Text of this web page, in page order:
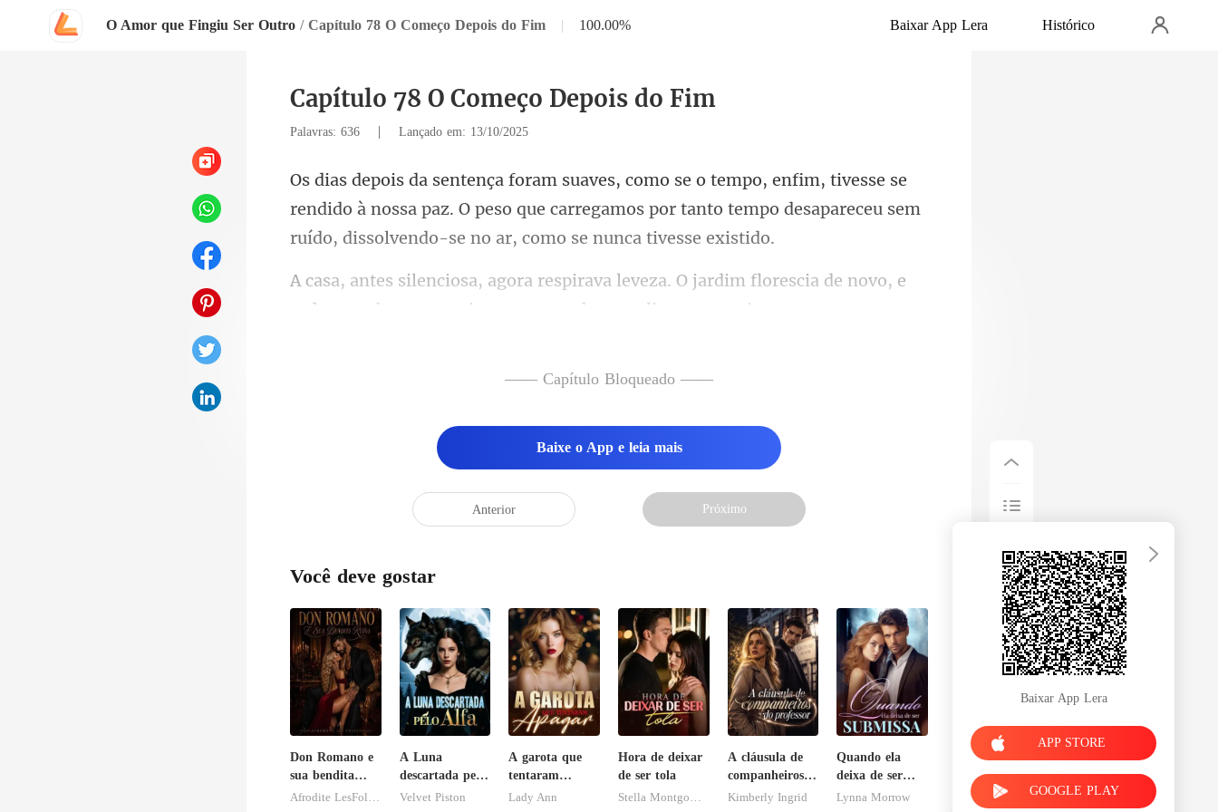
O Amor que Fingiu Ser Outro / Capítulo 78 O Começo Depois do Fim | 100.00% Baixar App Lera Histórico
Capítulo 78 O Começo Depois do Fim
Palavras: 636 | Lançado em: 13/10/2025
se se
rendido à nossa paz. O peso que carregamos por tanto tempo desap
eza. O jardim florescia de novo, e
cada amanh
—— Capítulo Bloqueado ——
Baixe o App e leia mais
Anterior Próximo
Você deve gostar
Don Romano e
sua bendita
ruína
A Luna
descartada pelo
Alfa
Velvet Piston
A garota que
tentaram
apagar
Lady Ann
Hora de deixar
de ser tola
A cláusula de
companheiros
do professor
Kimberly Ingrid
Quando ela
deixa de ser
submissa
Lynna Morrow
Baixar App Lera
APP STORE
GOOGLE PLAY